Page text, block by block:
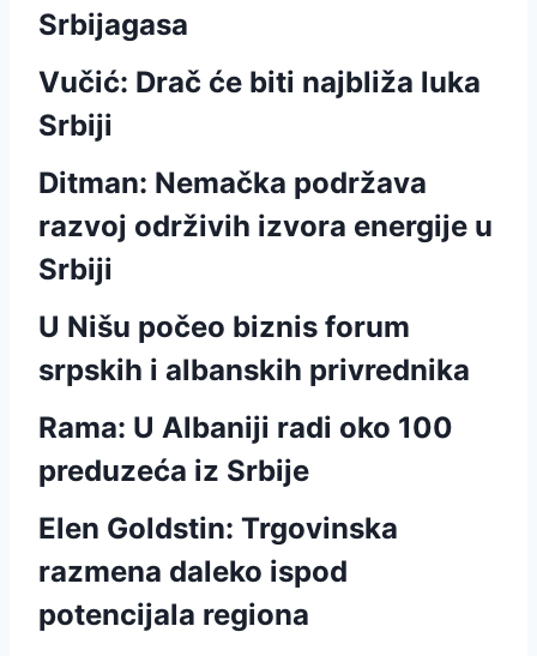
Srbijagasa
Vučić: Drač će biti najbliža luka
Srbiji
Ditman: Nemačka podržava
razvoj održivih izvora energije u
Srbiji
U Nišu počeo biznis forum
srpskih i albanskih privrednika
Rama: U Albaniji radi oko 100
preduzeća iz Srbije
Elen Goldstin: Trgovinska
razmena daleko ispod
potencijala regiona